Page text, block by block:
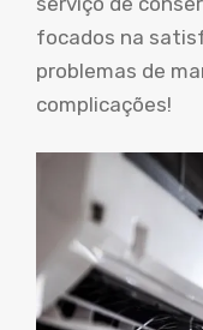
focados na
problemas de
complicações!